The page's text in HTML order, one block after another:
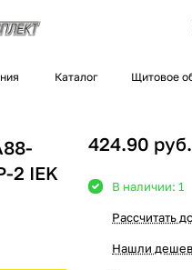
Каталог Щитовое
2 IEK
424.90 руб.
В наличии: 1
Рассчитать
Нашли